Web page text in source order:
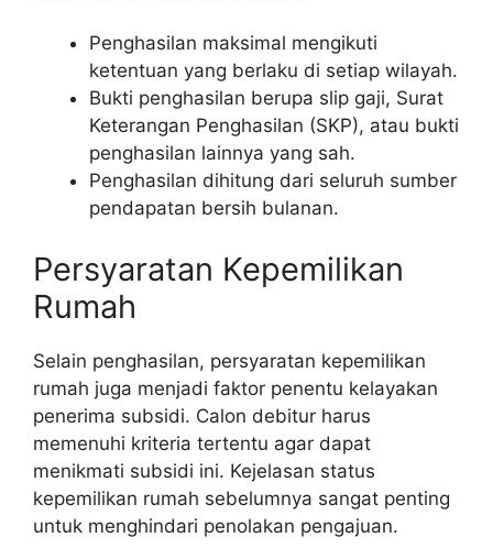
Penghasilan maksimal mengikuti
ketentuan yang berlaku di setiap wilayah.
Bukti penghasilan berupa slip gaji, Surat
Keterangan Penghasilan (SKP), atau bukti
penghasilan lainnya yang sah.
Penghasilan dihitung dari seluruh sumber
pendapatan bersih bulanan.
Persyaratan Kepemilikan
Rumah
Selain penghasilan, persyaratan kepemilikan
rumah juga menjadi faktor penentu kelayakan
penerima subsidi. Calon debitur harus
memenuhi kriteria tertentu agar dapat
menikmati subsidi ini. Kejelasan status
kepemilikan rumah sebelumnya sangat penting
untuk menghindari penolakan pengajuan.